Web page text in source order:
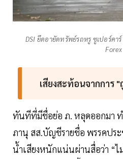
DSI ยึดอายัดทรัพย์รถหรู ซูเปอร์คา
Forex
เสียงสะท้อนจากการ
ทันทีที่มีชื่อย่อ ภ. หลุดออกมา
ภานุ สส.บัญชีรายชื่อ พรรคปร
น้ำเสียงหนักแน่นผ่านสื่อว่า “ไ